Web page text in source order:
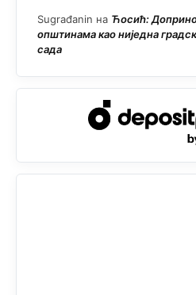
Sugrađanin на Ћосић:
општинама као ниједна
сада